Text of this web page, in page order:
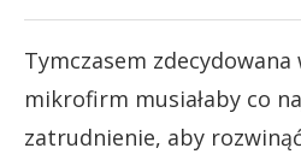
Tymczasem
mikrofirm musiałaby co
zatrudnienie, aby